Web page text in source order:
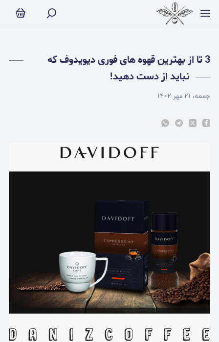
3 تا از بهترین قهوه های فوری دیویدوف که
نباید از دست دهید!
جمعه، ۲۱ مهر ۱۴۰۲